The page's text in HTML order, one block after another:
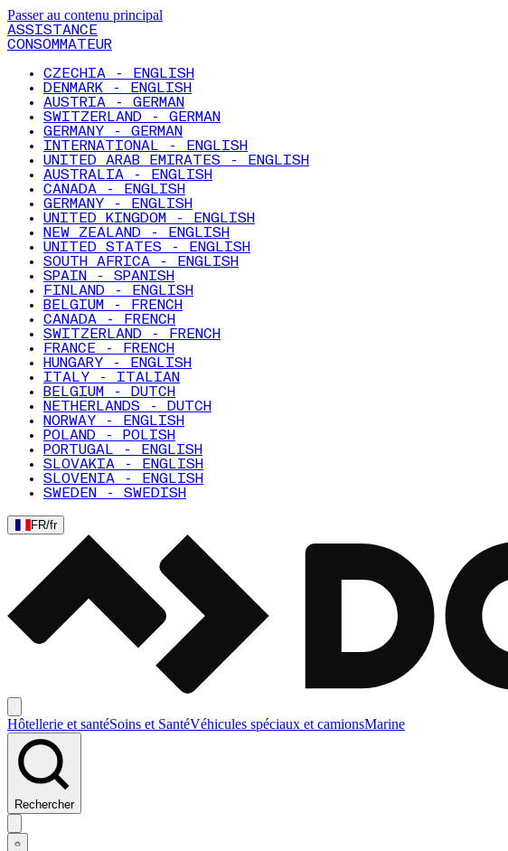
Passer au contenu principal
ASSISTANCE
CONSOMMATEUR
CZECHIA - ENGLISH
DENMARK - ENGLISH
AUSTRIA - GERMAN
SWITZERLAND - GERMAN
GERMANY - GERMAN
INTERNATIONAL - ENGLISH
UNITED ARAB EMIRATES - ENGLISH
AUSTRALIA - ENGLISH
CANADA - ENGLISH
GERMANY - ENGLISH
UNITED KINGDOM - ENGLISH
NEW ZEALAND - ENGLISH
UNITED STATES - ENGLISH
SOUTH AFRICA - ENGLISH
SPAIN - SPANISH
FINLAND - ENGLISH
BELGIUM - FRENCH
CANADA - FRENCH
SWITZERLAND - FRENCH
FRANCE - FRENCH
HUNGARY - ENGLISH
ITALY - ITALIAN
BELGIUM - DUTCH
NETHERLANDS - DUTCH
NORWAY - ENGLISH
POLAND - POLISH
PORTUGAL - ENGLISH
SLOVAKIA - ENGLISH
SLOVENIA - ENGLISH
SWEDEN - SWEDISH
FR/fr
Hôtellerie et santéSoins et SantéVéhicules spéciaux et camionsMarine
Rechercher